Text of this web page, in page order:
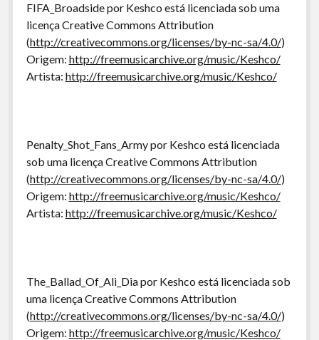
FIFA_Broadside por Keshco está licenciada sob uma
licença Creative Commons Attribution
(http://creativecommons.org/licenses/by-nc-sa/4.0/)
Origem: http://freemusicarchive.org/music/Keshco/
Artista: http://freemusicarchive.org/music/Keshco/
Penalty_Shot_Fans_Army por Keshco está licenciada
sob uma licença Creative Commons Attribution
(http://creativecommons.org/licenses/by-nc-sa/4.0/)
Origem: http://freemusicarchive.org/music/Keshco/
Artista: http://freemusicarchive.org/music/Keshco/
The_Ballad_Of_Ali_Dia por Keshco está licenciada sob
uma licença Creative Commons Attribution
(http://creativecommons.org/licenses/by-nc-sa/4.0/)
Origem: http://freemusicarchive.org/music/Keshco/